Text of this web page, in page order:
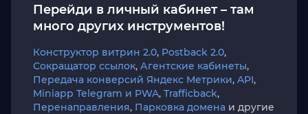
Перейди в личный кабинет – там
много других инструментов!
Конструктор витрин 2.0, Postback 2.0,
Сокращатор ссылок, Агентские кабинеты,
Передача конверсий Яндекс Метрики, API,
Miniapp Telegram и PWA, Trafficback,
Перенаправления, Парковка домена и другие